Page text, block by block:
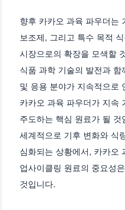
향후 카카오 과육 파우더는
보조제, 그리고 특수 목적
시장으로의 확장을 모색할
식품 과학 기술의 발전과 함
및 응용 분야가 지속적으로
카카오 과육 파우더가 지속
주도하는 핵심 원료가 될 것
세계적으로 기후 변화와 식
심화되는 상황에서, 카카오
업사이클링 원료의 중요성
것입니다.